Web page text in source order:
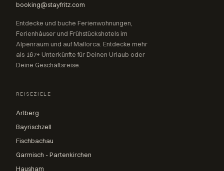
booking@stayfritz.com
Entdecke und buche Ferienwohnungen,
Ferienhäuser und Frühstückshotels im
Alpenraum und auf Mallorca. Entdecke mehr
als 167+ Unterkünfte für Deinen Urlaub oder
Deine Geschäftsreise.
REISEZIELE
Arlberg
Bayrischzell
Fischbachau
Garmisch - Partenkirchen
Hausham